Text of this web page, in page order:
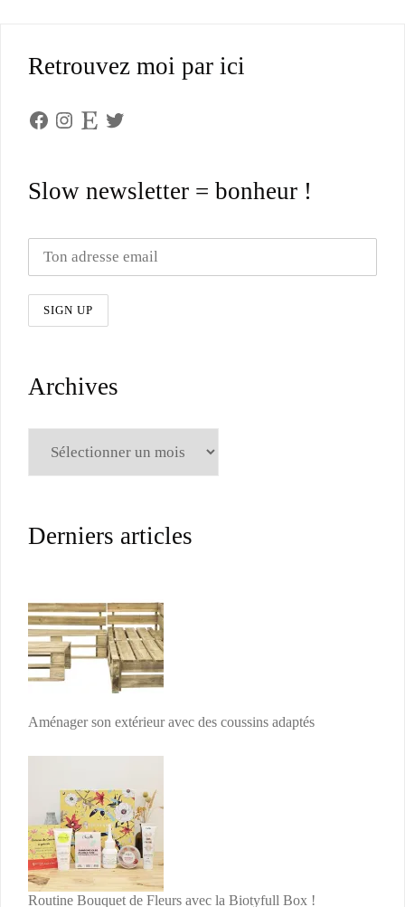
Retrouvez moi par ici
Facebook
Instagram
Etsy Twitter
Slow newsletter = bonheur !
Archives
Derniers articles
Aménager son extérieur avec des coussins adaptés
Routine Bouquet de Fleurs avec la Biotyfull Box !